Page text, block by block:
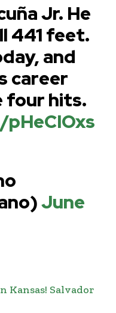
Jr. He
441 feet.
and
career
four hits.
June
Kansas! Salvador